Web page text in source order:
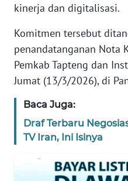
kinerja dan digitalisasi.
Komitmen tersebut
penandatanganan Nota
Pemkab Tapteng dan
Jumat (13/3/2026), di
Baca Juga:
Draf Terbaru
TV Iran, Ini Isinya
Wahana
News
WN
JAKARTA